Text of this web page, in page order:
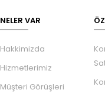
NELER VAR
Hakkimizda
Hizmetlerimiz
Müşteri Görüşleri